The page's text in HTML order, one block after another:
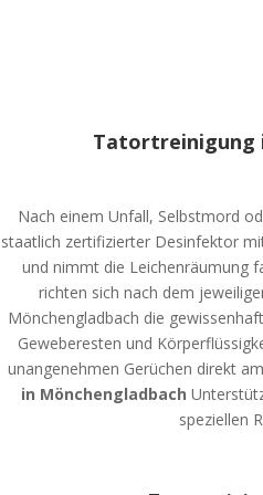
Tatortreinigung
Nach einem Unfall, Selbstmord
staatlich zertifizierter Desinfektor
und nimmt die Leichenräumung
richten sich nach dem
Mönchengladbach die
Geweberesten und
unangenehmen Gerüchen direkt
in Mönchengladbach
speziellen